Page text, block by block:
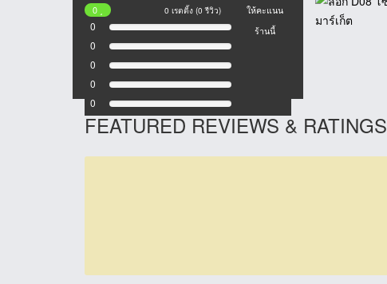
0 0 เรตติ้ง (0 รีวิว)
ให้คะแนน
ร้านนี้
0
0
0
0
0
FEATURED REVIEWS & RATINGS